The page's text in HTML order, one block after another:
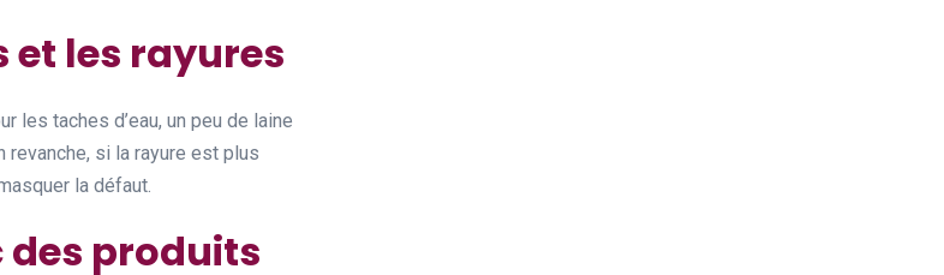
les rayures
les taches d’eau, un peu de laine
revanche, si la rayure est plus
la défaut.
des produits